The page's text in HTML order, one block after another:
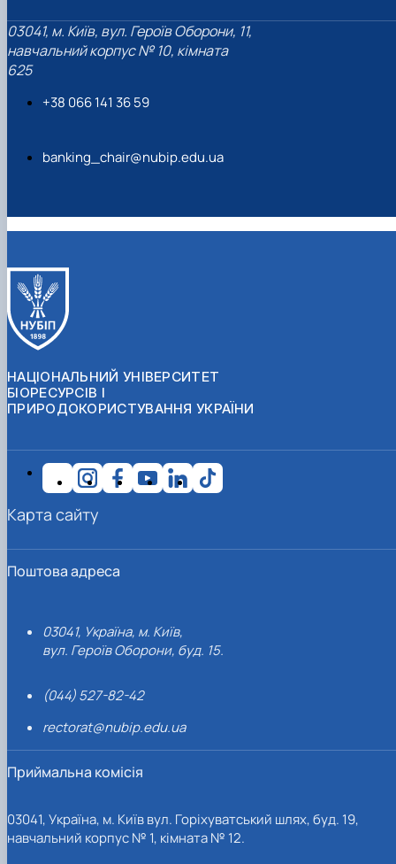
03041, м. Київ, вул. Героїв Оборони, 11,
навчальний корпус № 10, кімната
625
+38 066 141 36 59
banking_chair@nubip.edu.ua
НАЦІОНАЛЬНИЙ УНІВЕРСИТЕТ
БІОРЕСУРСІВ І
ПРИРОДОКОРИСТУВАННЯ УКРАЇНИ
Поштова адреса
03041, Україна, м. Київ,
вул. Героїв Оборони, буд. 15.
(044) 527-82-42
rectorat@nubip.edu.ua
Приймальна комісія
03041, Україна, м. Київ вул. Горіхуватський шлях, буд. 19,
навчальний корпус № 1, кімната № 12.
Карта сайту